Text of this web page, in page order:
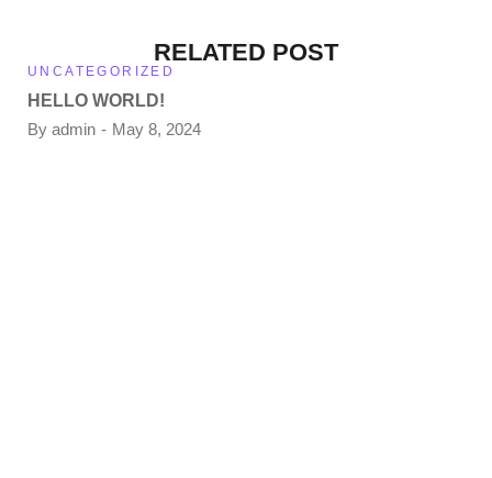
RELATED POST
UNCATEGORIZED
HELLO WORLD!
By admin May 8, 2024